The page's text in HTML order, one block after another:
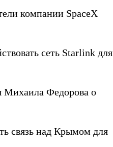
компании SpaceX
сеть Starlink для
Михаила Федорова о
связь над Крымом для